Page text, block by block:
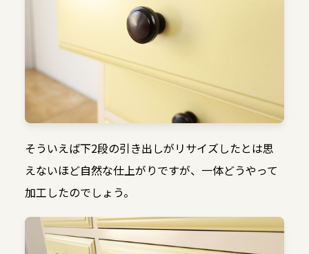
そういえば下2段の引き出しがリサイズしたとは思
えないほど自然な仕上がりですが、一体どうやって
加工したのでしょう。